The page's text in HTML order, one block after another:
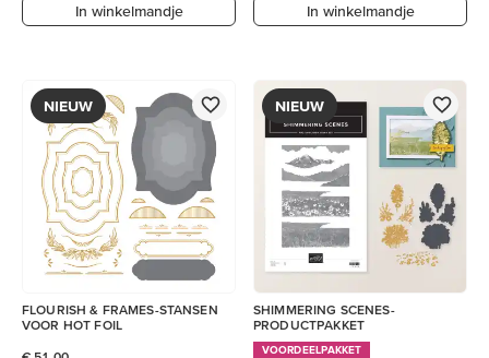
In winkelmandje In winkelmandje
NIEUW
FLOURISH & FRAMES-STANSEN
VOOR HOT FOIL
NIEUW
SHIMMERING SCENES-
PRODUCTPAKKET
VOORDEELPAKKET